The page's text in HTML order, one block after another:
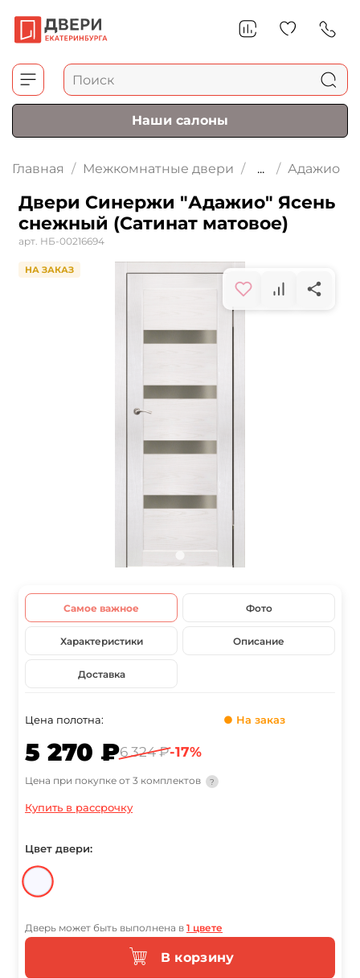
Наши салоны
Главная Межкомнатные двери ... Адажио
Двери Синержи "Адажио" Ясень
снежный (Сатинат матовое)
арт. НБ-00216694
НА ЗАКАЗ
Самое важное Фото
Характеристики Описание
Доставка
Цена полотна: ● На заказ
5 270 ₽6 324 ₽-17%
Цена при покупке от 3 комплектов ?
Купить в рассрочку
Цвет двери:
Дверь может быть выполнена в 1 цвете
В корзину